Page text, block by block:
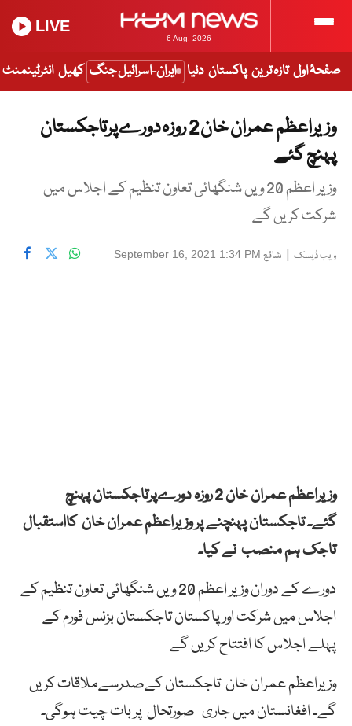
6 Aug, 2026
LIVE
صفحۂ اول تازہ ترین پاکستان دنیا ایران-اسرائیل جنگ کھیل انٹرٹینمنٹ
وزیراعظم عمران خان 2 روزہ دورےپرتاجکستان
پہنچ گئے
وزیر اعظم 20 ویں شنگھائی تعاون تنظیم کے اجلاس میں
شرکت کریں گے
ویب ڈیسک | شائع September 16, 2021 1:34 PM
وزیراعظم عمران خان 2 روزہ دورےپرتاجکستان پہنچ
گئے۔ تاجکستان پہنچنے پر وزیراعظم عمران خان کااستقبال
تاجک ہم منصب نے کیا۔
دورے کے دوران وزیر اعظم 20 ویں شنگھائی تعاون تنظیم کے
اجلاس میں شرکت اور پاکستان تاجکستان بزنس فورم کے
پہلے اجلاس کا افتتاح کریں گے
وزیراعظم عمران خان تاجکستان کےصدرسےملاقات کریں
گے۔ افغانستان میں جاری صورتحال پر بات چیت ہوگی۔